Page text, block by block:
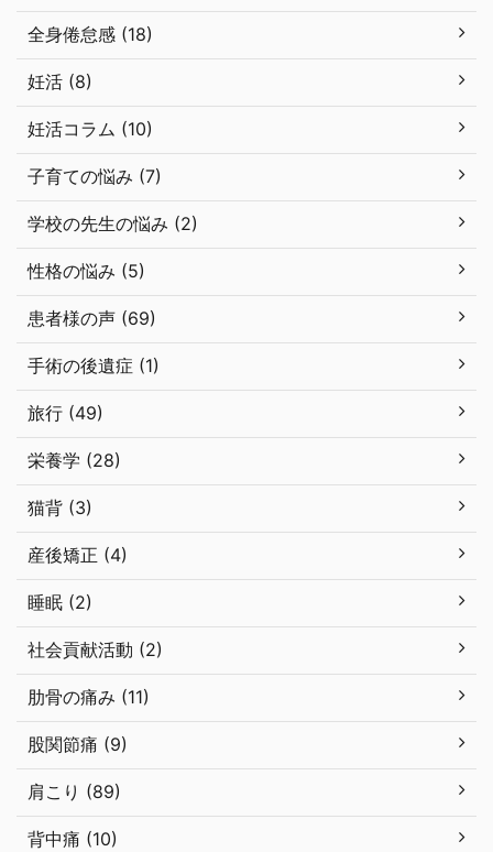
全身倦怠感 (18)
妊活 (8)
妊活コラム (10)
子育ての悩み (7)
学校の先生の悩み (2)
性格の悩み (5)
患者様の声 (69)
手術の後遺症 (1)
旅行 (49)
栄養学 (28)
猫背 (3)
産後矯正 (4)
睡眠 (2)
社会貢献活動 (2)
肋骨の痛み (11)
股関節痛 (9)
肩こり (89)
背中痛 (10)